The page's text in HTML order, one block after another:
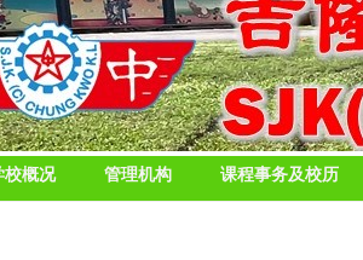
校概况 管理机构 课程事务及校历